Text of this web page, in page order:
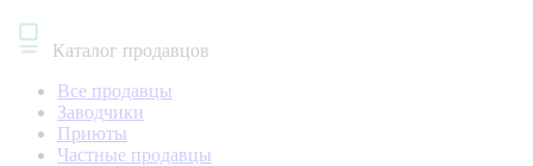
Каталог продавцов
Все продавцы
Заводчики
Приюты
Частные продавцы